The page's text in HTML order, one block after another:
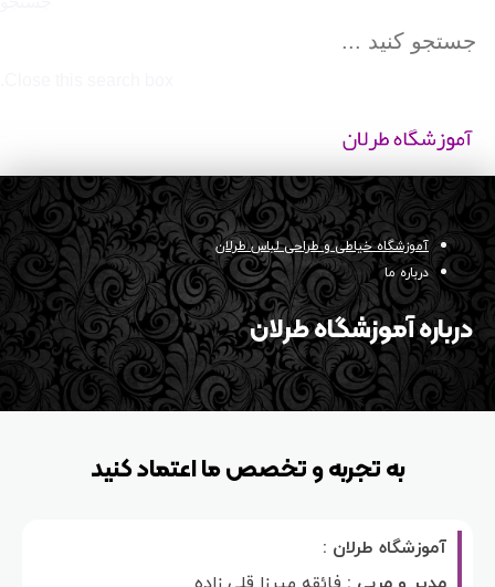
آموزشگاه خیاطی و طراحی لباس طرلان
درباره ما
درباره آموزشگاه طرلان
به تجربه و تخصص ما اعتماد کنید
آموزشگاه طرلان :